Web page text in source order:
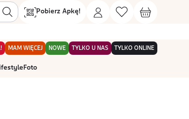
Pobierz Apkę!
MAM WIĘCEJ NOWE TYLKO U NAS TYLKO ONLINE
Foto